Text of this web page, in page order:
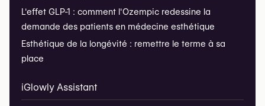
L'effet GLP-1 : comment l'Ozempic redessine la
demande des patients en médecine esthétique
Esthétique de la longévité : remettre le terme à sa
place
iGlowly Assistant